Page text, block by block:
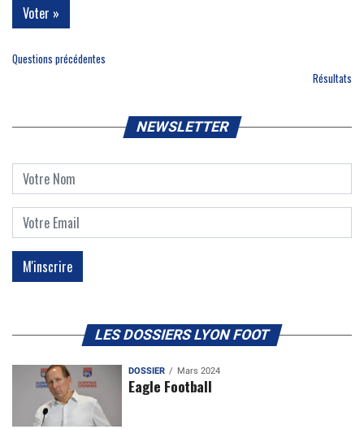
Questions précédentes
Résultats
NEWSLETTER
LES DOSSIERS LYON FOOT
DOSSIER Mars 2024
Eagle Football